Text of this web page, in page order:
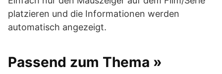
platzieren und die Informationen werden
automatisch angezeigt.
Passend zum Thema »